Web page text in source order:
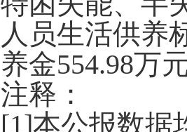
人员生活供养
养金554.98万
注释：
[1]本公报数据